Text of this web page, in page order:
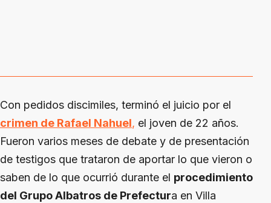
Con pedidos discimiles, terminó el juicio por el
crimen de Rafael Nahuel, el joven de 22 años.
Fueron varios meses de debate y de presentación
de testigos que trataron de aportar lo que vieron o
saben de lo que ocurrió durante el procedimiento
del Grupo Albatros de Prefectura en Villa